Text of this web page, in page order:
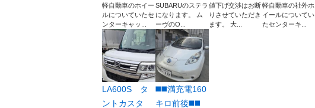
軽自動車のホイー
ルについていたセ
ンターキャッ...
SUBARUのステラ
になります。 ム
ーヴのO...
値下げ交渉はお断
りさせていただき
ます。 大...
軽自動車の社外ホ
イールについてい
たセンターキ...
LA600S タ
ントカスタ
◼️◼️満充電160
キロ前後◼️◼️